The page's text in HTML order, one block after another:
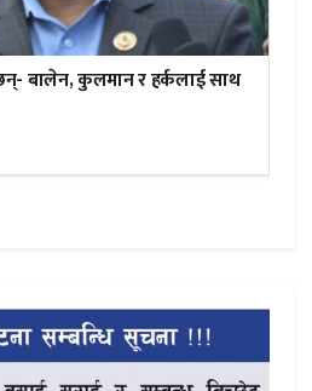
बालेन, कुलमान र हर्कलाई साथ